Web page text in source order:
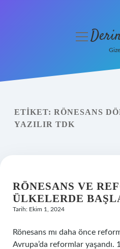
Yasal Uyarı
menüyü
ETIKET: RÖNESANS
YAZILIR TDK
RÖNESANS VE
ÜLKELERDE
Tarih: Ekim 1, 2024
Rönesans mı daha önce
Avrupa’da reformlar yaşandı.